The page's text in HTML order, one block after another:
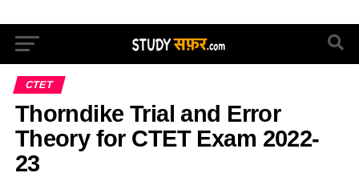
CTET
Thorndike Trial and Error
Theory for CTET Exam 2022-
23